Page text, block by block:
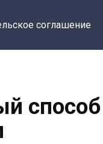
соглашение
способ